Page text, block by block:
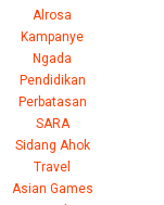
Alrosa
Kampanye
Ngada
Pendidikan
Perbatasan
SARA
Sidang Ahok
Travel
Asian Games